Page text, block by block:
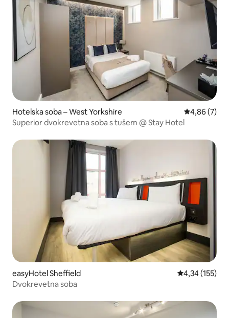
Hotelska soba – West Yorkshire Prosječna
4,86 (7)
Superior dvokrevetna soba s tušem @ Stay Hotel
easyHotel Sheffield Prosječna
4,34 (155)
Dvokrevetna soba